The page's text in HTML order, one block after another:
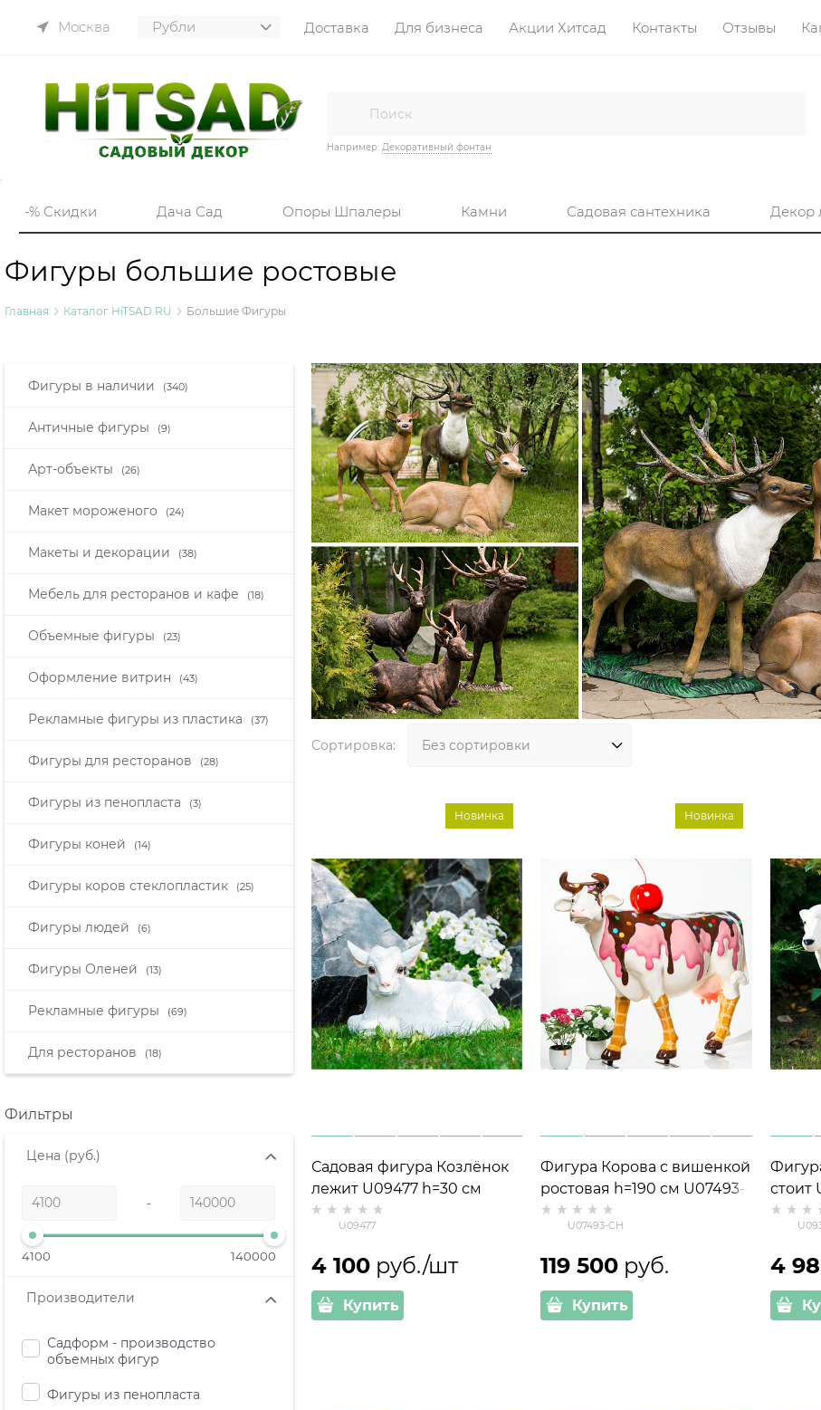
Москва Доставка Для бизнеса Акции Хитсад Контакты Отзывы
Например: Декоративный фонтан
-% Скидки Дача Сад Опоры Шпалеры Камни Садовая сантехника Декор
Фигуры большие ростовые
Главная Каталог HiTSAD.RU Большие Фигуры
Фигуры в наличии (340)
Античные фигуры (9)
Арт-объекты (26)
Макет мороженого (24)
Макеты и декорации (38)
Мебель для ресторанов и кафе (18)
Объемные фигуры (23)
Оформление витрин (43)
Рекламные фигуры из пластика (37)
Фигуры для ресторанов (28)
Фигуры из пенопласта (3)
Фигуры коней (14)
Фигуры коров стеклопластик (25)
Фигуры людей (6)
Фигуры Оленей (13)
Рекламные фигуры (69)
Для ресторанов (18)
Фильтры
Цена (руб.)
-
4100 140000
Производители
Садформ - производство
объемных фигур
Фигуры из пенопласта
Сортировка:
Садовая фигура Козлёнок
лежит U09477 h=30 см
полистоун
U09477
Новинка
4 100 руб./шт
Купить
Фигура Корова с вишенкой
ростовая h=190 см U07493-
CH стеклопластик
U07493-CH
Новинка
119 500 руб.
Купить
стоит
4